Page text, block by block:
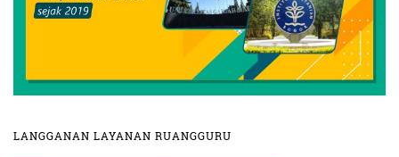
LANGGANAN LAYANAN RUANGGURU